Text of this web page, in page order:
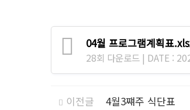
04월 프로그램계획표
28회 다운로드 | DATE :
이전글 4월3쨰주 식단표